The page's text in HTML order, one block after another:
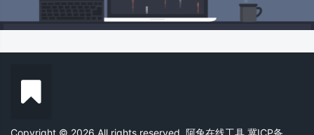
Copyright © 2026 All rights reserved. 阿兔在线工具 冀ICP备